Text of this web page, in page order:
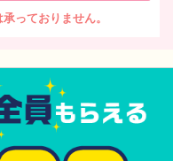
っておりません。